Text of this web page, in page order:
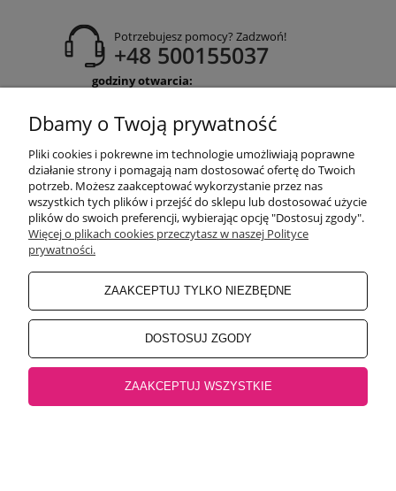
Potrzebujesz pomocy? Zadzwoń!
+48 500155037
godziny otwarcia:
obuwiehigo@gmail.com
WARUNKI ZAKUPÓW
MOJE KONTO
INFORMACJE O SKLEPIE
BEZPIECZNE PŁATNOŚCI
32-500 Chrzanów, Rynek 18 |Salon Jaworzno
Jaworzno, Rynek 4 |Salon Oświęcim32-600 Oświęcim, ul. Mickiewicza 10
Dbamy o Twoją prywatność
Pliki cookies i pokrewne im technologie umożliwiają poprawne
działanie strony i pomagają nam dostosować ofertę do Twoich
potrzeb. Możesz zaakceptować wykorzystanie przez nas
wszystkich tych plików i przejść do sklepu lub dostosować użycie
plików do swoich preferencji, wybierając opcję "Dostosuj zgody".
Więcej o plikach cookies przeczytasz w naszej Polityce
prywatności.
ZAAKCEPTUJ TYLKO NIEZBĘDNE
DOSTOSUJ ZGODY
ZAAKCEPTUJ WSZYSTKIE